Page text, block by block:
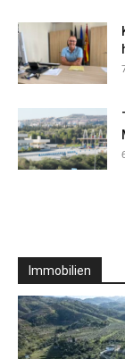
Immobilien